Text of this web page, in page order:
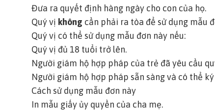
Đưa ra quyết định hàng ngày cho con của họ.
Quý vị không cần phải ra tòa để sử dụng mẫu
Quý vị có thể sử dụng mẫu đơn này nếu:
Quý vị đủ 18 tuổi trở lên.
Người giám hộ hợp pháp của trẻ đã yêu cầu
Người giám hộ hợp pháp sẵn sàng và có thể
Cách sử dụng mẫu đơn này
In mẫu giấy ủy quyền của cha mẹ.